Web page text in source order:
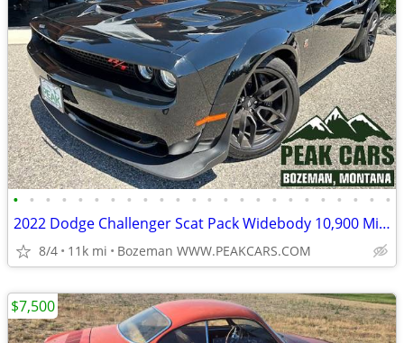
• • • • • • • • • • • • • • • • • • • • • • • •
2022 Dodge Challenger Scat Pack Widebody 10,900 Miles
8/4 11k mi Bozeman WWW.PEAKCARS.COM
$7,500